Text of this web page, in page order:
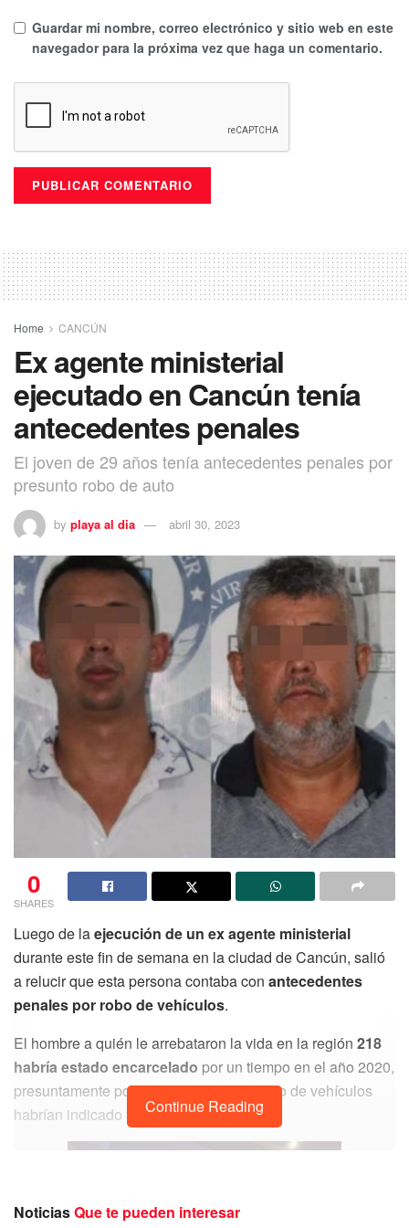
Guardar mi nombre, correo electrónico y sitio web en este
navegador para la próxima vez que haga un comentario.
Home CANCÚN
Ex agente ministerial
ejecutado en Cancún tenía
antecedentes penales
El joven de 29 años tenía antecedentes penales por
presunto robo de auto
by playa al dia abril 30, 2023
0
SHARES
Luego de laejecución de un ex agente ministerial
durante este fin de semana en la ciudad de Cancún, salió
a relucir que esta persona contaba con antecedentes
penales por robo de vehículos.
El hombre a quién le arrebataron la vida en la región 218
habría estado encarcelado por un tiempo en el año 2020,
presuntamente por señalamientos de robo de vehículos
habrían indicado fuentes extraoficiales.
Continue Reading
NoticiasQue te pueden interesar